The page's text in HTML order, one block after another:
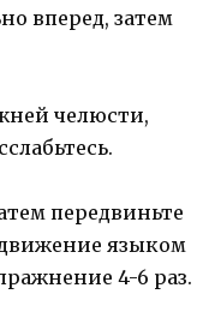
вперед, затем
челюсти,
передвиньте
языком
4-6 раз.